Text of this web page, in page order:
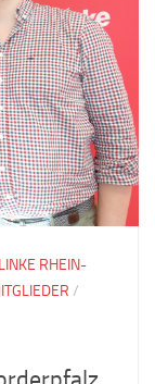
RHEIN-
/